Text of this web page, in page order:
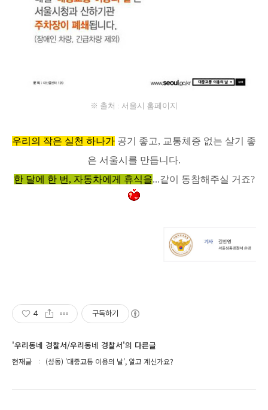
※ 출처 : 서울시 홈페이지
우리의 작은 실천 하나가 공기 좋고, 교통체증 없는 살기 좋
은 서울시를 만듭니다.
한 달에 한 번, 자동차에게 휴식을...같이 동참해주실 거죠?
4 구독하기
'우리동네 경찰서/우리동네 경찰서'의 다른글
현재글 (성동) '대중교통 이용의 날', 알고 계신가요?